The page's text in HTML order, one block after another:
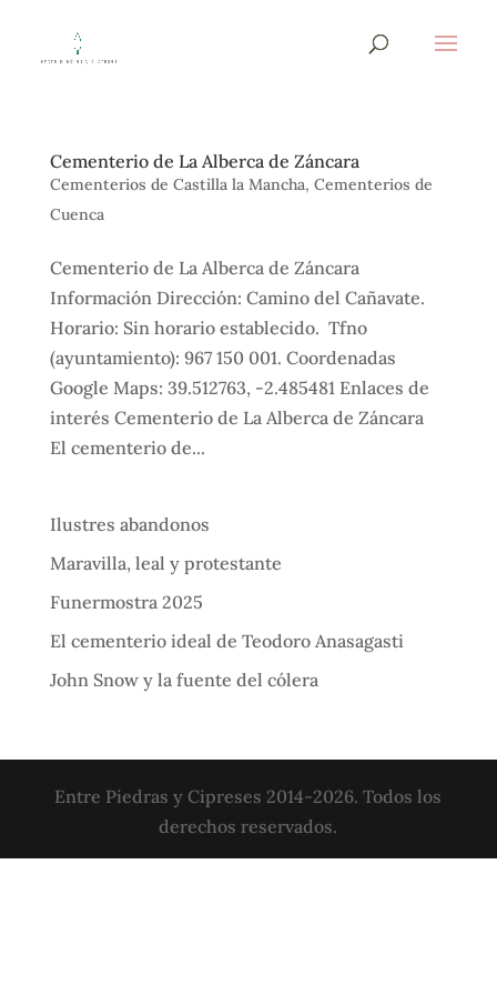
Cementerio de La Alberca de Záncara
Cementerios de Castilla la Mancha, Cementerios de
Cuenca
Cementerio de La Alberca de Záncara
Información Dirección: Camino del Cañavate.
Horario: Sin horario establecido. Tfno
(ayuntamiento): 967 150 001. Coordenadas
Google Maps: 39.512763, -2.485481 Enlaces de
interés Cementerio de La Alberca de Záncara
El cementerio de...
Ilustres abandonos
Maravilla, leal y protestante
Funermostra 2025
El cementerio ideal de Teodoro Anasagasti
John Snow y la fuente del cólera
Entre Piedras y Cipreses 2014-2026. Todos los
derechos reservados.